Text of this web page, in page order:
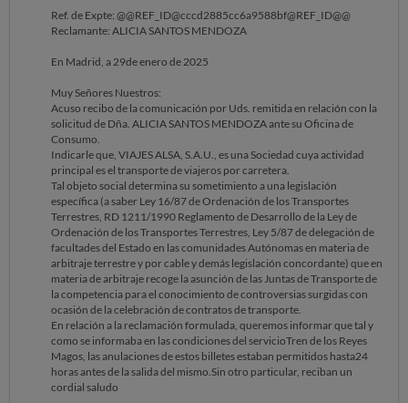
Ref. de Expte: @@REF_ID@cccd2885cc6a9588bf@REF_ID@@
Reclamante: ALICIA SANTOS MENDOZA
En Madrid, a 29de enero de 2025
Muy Señores Nuestros:
Acuso recibo de la comunicación por Uds. remitida en relación con la
solicitud de Dña. ALICIA SANTOS MENDOZA ante su Oficina de
Consumo.
Indicarle que, VIAJES ALSA, S.A.U., es una Sociedad cuya actividad
principal es el transporte de viajeros por carretera.
Tal objeto social determina su sometimiento a una legislación
específica (a saber Ley 16/87 de Ordenación de los Transportes
Terrestres, RD 1211/1990 Reglamento de Desarrollo de la Ley de
Ordenación de los Transportes Terrestres, Ley 5/87 de delegación de
facultades del Estado en las comunidades Autónomas en materia de
arbitraje terrestre y por cable y demás legislación concordante) que en
materia de arbitraje recoge la asunción de las Juntas de Transporte de
la competencia para el conocimiento de controversias surgidas con
ocasión de la celebración de contratos de transporte.
En relación a la reclamación formulada, queremos informar que tal y
como se informaba en las condiciones del servicioTren de los Reyes
Magos, las anulaciones de estos billetes estaban permitidos hasta24
horas antes de la salida del mismo.Sin otro particular, reciban un
cordial saludo